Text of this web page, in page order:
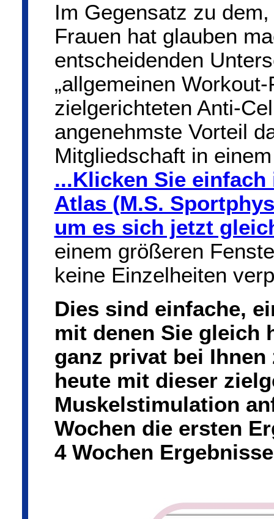
Im Gegensatz zu
Frauen hat glauben
entscheidenden
„allgemeinen
zielgerichteten Anti-
angenehmste Vorteil
Mitgliedschaft in
...Klicken Sie
Atlas (M.S.
um es sich jetzt
einem größeren
keine Einzelheiten
Dies sind einfache,
mit denen Sie gleich
ganz privat bei Ihnen
heute mit dieser
Muskelstimulation
Wochen die ersten
4 Wochen